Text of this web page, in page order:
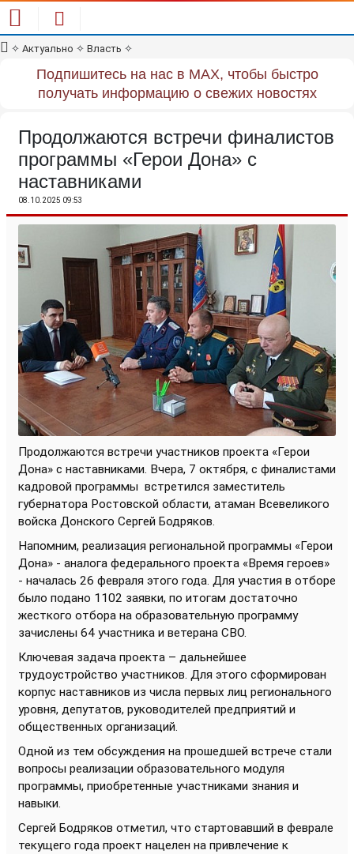
✧ Актуально ✧ Власть ✧
Подпишитесь на нас в MAX, чтобы быстро
получать информацию о свежих новостях
Продолжаются встречи финалистов
программы «Герои Дона» с
наставниками
08.10.2025 09:53
Продолжаются встречи участников проекта «Герои
Дона» с наставниками. Вчера, 7 октября, с финалистами
кадровой программы встретился заместитель
губернатора Ростовской области, атаман Всевеликого
войска Донского Сергей Бодряков.
Напомним, реализация региональной программы «Герои
Дона» - аналога федерального проекта «Время героев»
- началась 26 февраля этого года. Для участия в отборе
было подано 1102 заявки, по итогам достаточно
жесткого отбора на образовательную программу
зачислены 64 участника и ветерана СВО.
Ключевая задача проекта – дальнейшее
трудоустройство участников. Для этого сформирован
корпус наставников из числа первых лиц регионального
уровня, депутатов, руководителей предприятий и
общественных организаций.
Одной из тем обсуждения на прошедшей встрече стали
вопросы реализации образовательного модуля
программы, приобретенные участниками знания и
навыки.
Сергей Бодряков отметил, что стартовавший в феврале
текущего года проект нацелен на привлечение к